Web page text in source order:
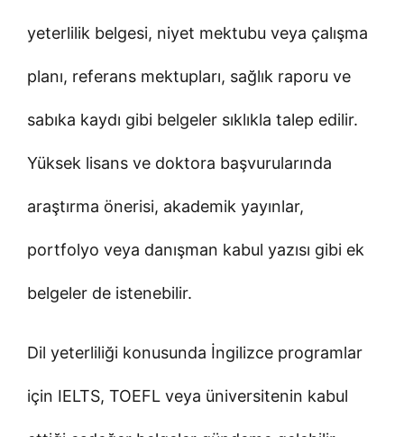
yeterlilik belgesi, niyet mektubu veya çalışma
planı, referans mektupları, sağlık raporu ve
sabıka kaydı gibi belgeler sıklıkla talep edilir.
Yüksek lisans ve doktora başvurularında
araştırma önerisi, akademik yayınlar,
portfolyo veya danışman kabul yazısı gibi ek
belgeler de istenebilir.
Dil yeterliliği konusunda İngilizce programlar
için IELTS, TOEFL veya üniversitenin kabul